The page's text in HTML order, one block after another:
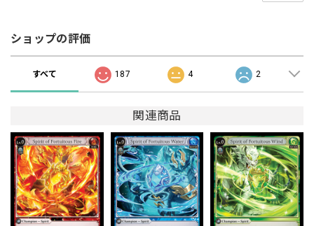
ショップの評価
すべて 187 4 2
関連商品